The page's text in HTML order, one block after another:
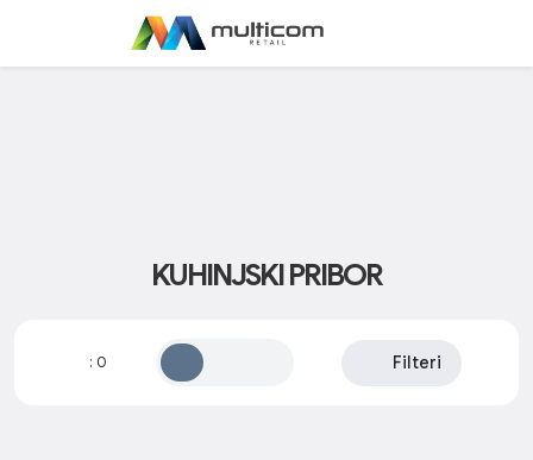
KUHINJSKI PRIBOR
: 0 Filteri